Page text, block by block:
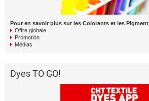
Pour en savoir plus sur les Colorants et les
Offre globale
Promotion
Médias
Dyes TO GO!